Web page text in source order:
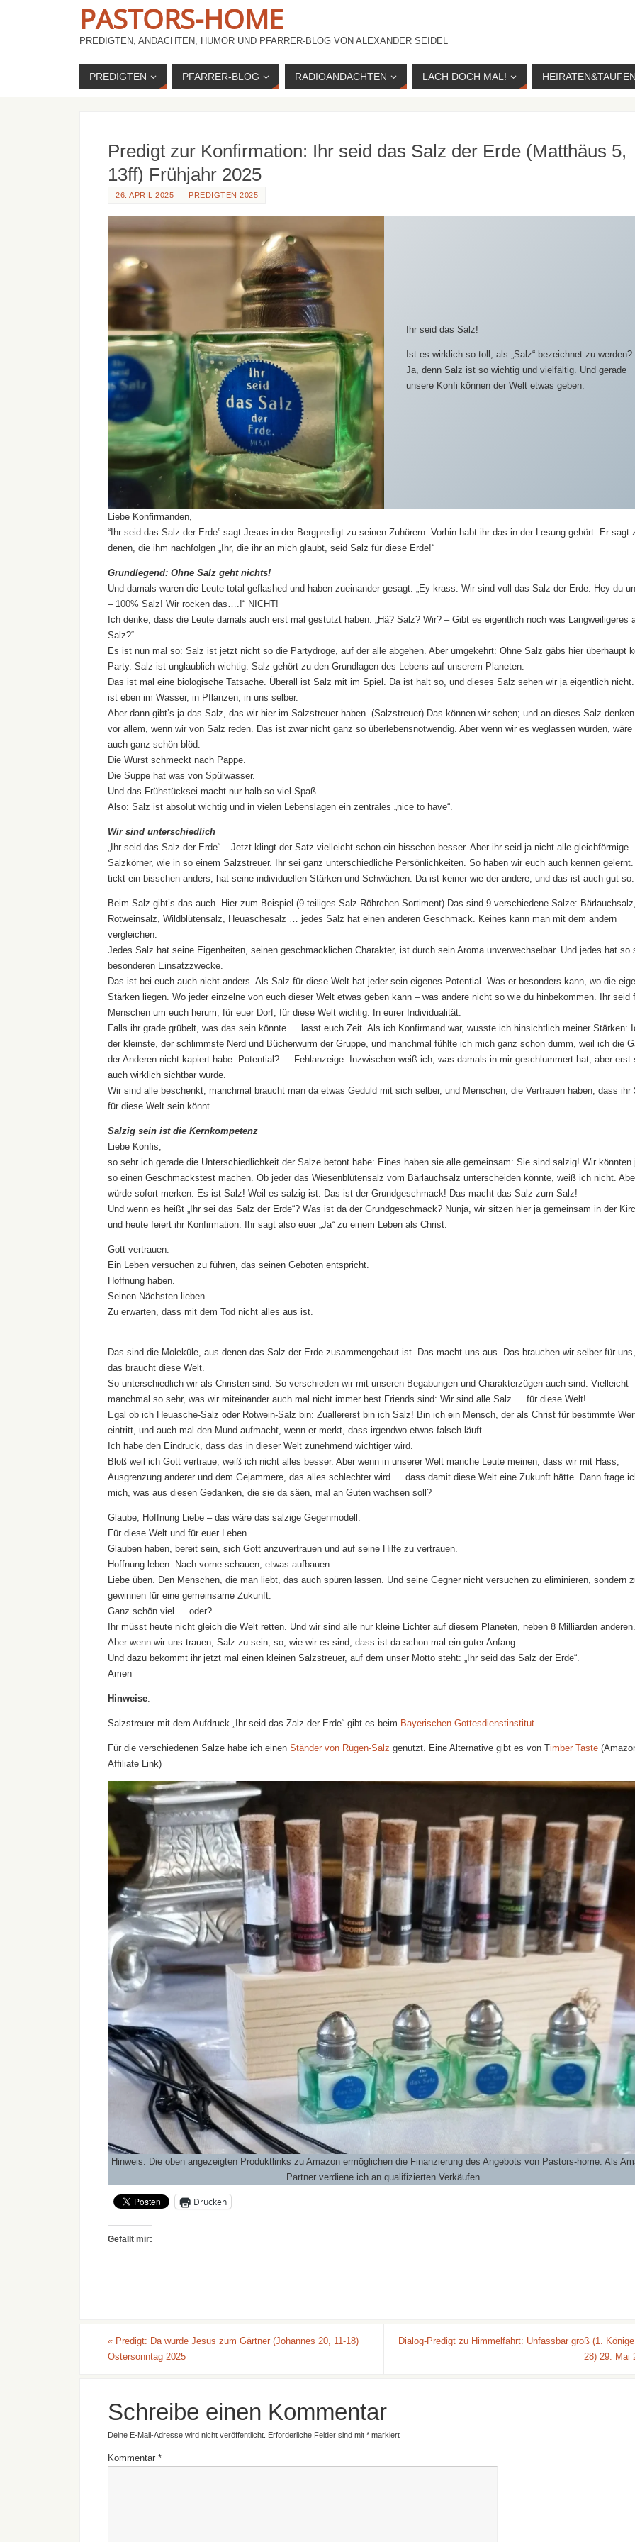
PASTORS-HOME
PREDIGTEN, ANDACHTEN, HUMOR UND PFARRER-BLOG VON ALEXANDER SEIDEL
PREDIGTEN PFARRER-BLOG RADIOANDACHTEN LACH DOCH MAL!
Predigt zur Konfirmation: Ihr seid das Salz der Erde (Matthäus 5,
13ff) Frühjahr 2025
26. APRIL 2025 PREDIGTEN 2025
Ihr seid das Salz!
Ist es wirklich so toll, als „Salz“ bezeichnet zu werden?
Ja, denn Salz ist so wichtig und vielfältig. Und gerade
unsere Konfi können der Welt etwas geben.
Liebe Konfirmanden,
“Ihr seid das Salz der Erde” sagt Jesus in der Bergpredigt zu seinen Zuhörern. Vorhin habt ihr das in der Lesung gehört. Er sagt
denen, die ihm nachfolgen „Ihr, die ihr an mich glaubt, seid Salz für diese Erde!“
Grundlegend: Ohne Salz geht nichts!
Und damals waren die Leute total geflashed und haben zueinander gesagt: „Ey krass. Wir sind voll das Salz der Erde. Hey du
– 100% Salz! Wir rocken das….!“ NICHT!
Ich denke, dass die Leute damals auch erst mal gestutzt haben: „Hä? Salz? Wir? – Gibt es eigentlich noch was Langweiligeres
Salz?“
Es ist nun mal so: Salz ist jetzt nicht so die Partydroge, auf der alle abgehen. Aber umgekehrt: Ohne Salz gäbs hier überhaupt
Party. Salz ist unglaublich wichtig. Salz gehört zu den Grundlagen des Lebens auf unserem Planeten.
Das ist mal eine biologische Tatsache. Überall ist Salz mit im Spiel. Da ist halt so, und dieses Salz sehen wir ja eigentlich
ist eben im Wasser, in Pflanzen, in uns selber.
Aber dann gibt’s ja das Salz, das wir hier im Salzstreuer haben. (Salzstreuer) Das können wir sehen; und an dieses Salz
vor allem, wenn wir von Salz reden. Das ist zwar nicht ganz so überlebensnotwendig. Aber wenn wir es weglassen würden, wäre
auch ganz schön blöd:
Die Wurst schmeckt nach Pappe.
Die Suppe hat was von Spülwasser.
Und das Frühstücksei macht nur halb so viel Spaß.
Also: Salz ist absolut wichtig und in vielen Lebenslagen ein zentrales „nice to have“.
Wir sind unterschiedlich
„Ihr seid das Salz der Erde“ – Jetzt klingt der Satz vielleicht schon ein bisschen besser. Aber ihr seid ja nicht alle gleichförmige
Salzkörner, wie in so einem Salzstreuer. Ihr sei ganz unterschiedliche Persönlichkeiten. So haben wir euch auch kennen
tickt ein bisschen anders, hat seine individuellen Stärken und Schwächen. Da ist keiner wie der andere; und das ist auch gut so.
Beim Salz gibt’s das auch. Hier zum Beispiel (9-teiliges Salz-Röhrchen-Sortiment) Das sind 9 verschiedene Salze:
Rotweinsalz, Wildblütensalz, Heuaschesalz … jedes Salz hat einen anderen Geschmack. Keines kann man mit dem andern
vergleichen.
Jedes Salz hat seine Eigenheiten, seinen geschmacklichen Charakter, ist durch sein Aroma unverwechselbar. Und jedes hat so
besonderen Einsatzzwecke.
Das ist bei euch auch nicht anders. Als Salz für diese Welt hat jeder sein eigenes Potential. Was er besonders kann, wo die
Stärken liegen. Wo jeder einzelne von euch dieser Welt etwas geben kann – was andere nicht so wie du hinbekommen. Ihr seid
Menschen um euch herum, für euer Dorf, für diese Welt wichtig. In eurer Individualität.
Falls ihr grade grübelt, was das sein könnte … lasst euch Zeit. Als ich Konfirmand war, wusste ich hinsichtlich meiner Stärken:
der kleinste, der schlimmste Nerd und Bücherwurm der Gruppe, und manchmal fühlte ich mich ganz schon dumm, weil ich die
der Anderen nicht kapiert habe. Potential? … Fehlanzeige. Inzwischen weiß ich, was damals in mir geschlummert hat, aber erst
auch wirklich sichtbar wurde.
Wir sind alle beschenkt, manchmal braucht man da etwas Geduld mit sich selber, und Menschen, die Vertrauen haben, dass ihr
für diese Welt sein könnt.
Salzig sein ist die Kernkompetenz
Liebe Konfis,
so sehr ich gerade die Unterschiedlichkeit der Salze betont habe: Eines haben sie alle gemeinsam: Sie sind salzig! Wir könnten
so einen Geschmackstest machen. Ob jeder das Wiesenblütensalz vom Bärlauchsalz unterscheiden könnte, weiß ich nicht.
würde sofort merken: Es ist Salz! Weil es salzig ist. Das ist der Grundgeschmack! Das macht das Salz zum Salz!
Und wenn es heißt „Ihr sei das Salz der Erde“? Was ist da der Grundgeschmack? Nunja, wir sitzen hier ja gemeinsam in der
und heute feiert ihr Konfirmation. Ihr sagt also euer „Ja“ zu einem Leben als Christ.
Gott vertrauen.
Ein Leben versuchen zu führen, das seinen Geboten entspricht.
Hoffnung haben.
Seinen Nächsten lieben.
Zu erwarten, dass mit dem Tod nicht alles aus ist.
Das sind die Moleküle, aus denen das Salz der Erde zusammengebaut ist. Das macht uns aus. Das brauchen wir selber für
das braucht diese Welt.
So unterschiedlich wir als Christen sind. So verschieden wir mit unseren Begabungen und Charakterzügen auch sind. Vielleicht
manchmal so sehr, was wir miteinander auch mal nicht immer best Friends sind: Wir sind alle Salz … für diese Welt!
Egal ob ich Heuasche-Salz oder Rotwein-Salz bin: Zuallererst bin ich Salz! Bin ich ein Mensch, der als Christ für bestimmte
eintritt, und auch mal den Mund aufmacht, wenn er merkt, dass irgendwo etwas falsch läuft.
Ich habe den Eindruck, dass das in dieser Welt zunehmend wichtiger wird.
Bloß weil ich Gott vertraue, weiß ich nicht alles besser. Aber wenn in unserer Welt manche Leute meinen, dass wir mit Hass,
Ausgrenzung anderer und dem Gejammere, das alles schlechter wird … dass damit diese Welt eine Zukunft hätte. Dann frage
mich, was aus diesen Gedanken, die sie da säen, mal an Guten wachsen soll?
Glaube, Hoffnung Liebe – das wäre das salzige Gegenmodell.
Für diese Welt und für euer Leben.
Glauben haben, bereit sein, sich Gott anzuvertrauen und auf seine Hilfe zu vertrauen.
Hoffnung leben. Nach vorne schauen, etwas aufbauen.
Liebe üben. Den Menschen, die man liebt, das auch spüren lassen. Und seine Gegner nicht versuchen zu eliminieren, sondern
gewinnen für eine gemeinsame Zukunft.
Ganz schön viel … oder?
Ihr müsst heute nicht gleich die Welt retten. Und wir sind alle nur kleine Lichter auf diesem Planeten, neben 8 Milliarden anderen.
Aber wenn wir uns trauen, Salz zu sein, so, wie wir es sind, dass ist da schon mal ein guter Anfang.
Und dazu bekommt ihr jetzt mal einen kleinen Salzstreuer, auf dem unser Motto steht: „Ihr seid das Salz der Erde“.
Amen
Hinweise:
Salzstreuer mit dem Aufdruck „Ihr seid das Zalz der Erde“ gibt es beim Bayerischen Gottesdienstinstitut
Für die verschiedenen Salze habe ich einen Ständer von Rügen-Salz genutzt. Eine Alternative gibt es von Timber Taste
Affiliate Link)
Hinweis: Die oben angezeigten Produktlinks zu Amazon ermöglichen die Finanzierung des Angebots von Pastors-home. Als
Partner verdiene ich an qualifizierten Verkäufen.
Drucken
Gefällt mir:
« Predigt: Da wurde Jesus zum Gärtner (Johannes 20, 11-18)
Ostersonntag 2025
Dialog-Predigt zu Himmelfahrt: Unfassbar groß (1.
28) 29. Mai
Schreibe einen Kommentar
Deine E-Mail-Adresse wird nicht veröffentlicht. Erforderliche Felder sind mit * markiert
Kommentar *